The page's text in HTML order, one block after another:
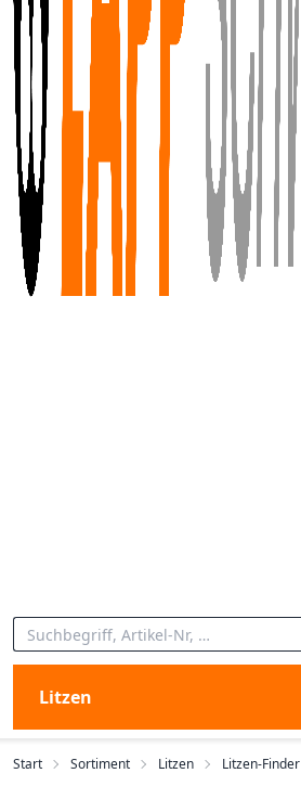
Litzen
Start Sortiment Litzen Litzen-Finder